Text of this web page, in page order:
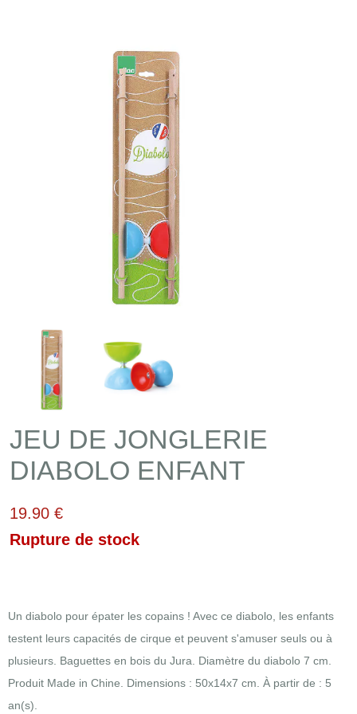
JEU DE JONGLERIE
DIABOLO ENFANT
19.90 €
Rupture de stock
Un diabolo pour épater les copains ! Avec ce diabolo, les enfants
testent leurs capacités de cirque et peuvent s'amuser seuls ou à
plusieurs. Baguettes en bois du Jura. Diamètre du diabolo 7 cm.
Produit Made in Chine. Dimensions : 50x14x7 cm. À partir de : 5
an(s).